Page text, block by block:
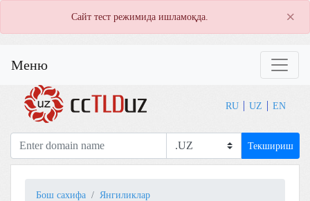
Сайт тест режимида ишламоқда. ×
Меню
RU UZ EN
Текшириш
Бош сахифа
Янгиликлар